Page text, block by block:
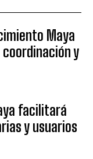
Maya
y
facilitará
y usuarios